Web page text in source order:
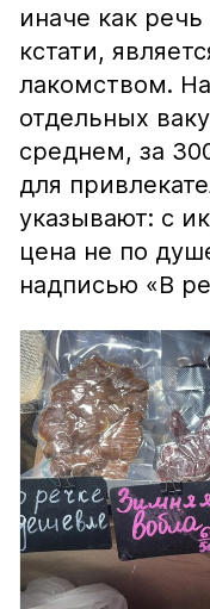
иначе как
кстати,
лакомством.
отдельных
среднем, за
для
указывают: с
цена не по
надписью «В